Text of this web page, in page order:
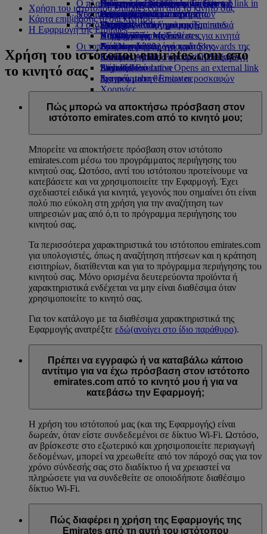
στο αεροδρόμιο Opens an external link in
a new tab
Γεύματα στην Οικονομική Θέση
Ποτά και αναψυκτικά
Ο στόλος μας
Boeing 777
Emirates A380
Emirates A350
Emirates Executive
Διαγράμματα θέσεων αεροσκαφών
Συλλογή αφορολογήτων ειδών της
Emirates
Επίσημο κατάστημα της Emirates
Γεύματα για παιδιά και βρέφη
Ψυχαγωγία για παιδιά
Ψυχαγωγικό πρόγραμμα για παιδιά
Παιχνίδια για παιδιά
Δραστηριότητες για παιδιά
Ο πλανήτης μας
Βιωσιμότητα δραστηριοτήτων
Περιβαλλοντική πολιτική
Περιβαλλοντικές εκθέσεις
Οι τοπικές κοινότητες
Emirates Airline FoundationEmirates
Airline Foundation Opens an external link
in a new tab
Χορηγίες
Αθήνα προς Ντουμπάι
Νέοι προορισμοί
Ελσίνκι
Χανγκτσόου
Ντα Νανγκ
Σεντζέν
Σιέμ Ρίεπ
Opens an external link in a new tab
Συνεργαζόμενες εταιρείες
Skywards Rail
Υπολογιστής Μιλίων
Σύνδεση στο πρόγραμμα Skywards της
Emirates
Skywards+
Προσιτά ταξίδια με την Emirates
Ειδική βοήθεια και αιτήματα
Emirates
Η εμπειρία σας εν πτήσει
Εργαλεία και πληροφορίες
Η Εφαρμογή της Emirates για κινητά
Ακύρωση ή αλλαγή κράτησης
Καθυστερήσεις στην ομαλή διεξαγωγή
του ταξιδιού
Σχετικά με την Emirates
Χρήση του ιστότοπου emirates.com από το κινητό σας
Κάρτα επιβίβασης μέσω κινητού
Η Εφαρμογή της Emirates
Χρήση του ιστότοπου emirates.com από
το κινητό σας
Πώς μπορώ να αποκτήσω πρόσβαση στον
ιστότοπο emirates.com από το κινητό μου;
Μπορείτε να αποκτήσετε πρόσβαση στον ιστότοπο
emirates.com μέσω του προγράμματος περιήγησης του
κινητού σας. Ωστόσο, αντί του ιστότοπου προτείνουμε να
κατεβάσετε και να χρησιμοποιείτε την Εφαρμογή. Έχει
σχεδιαστεί ειδικά για κινητά, γεγονός που σημαίνει ότι είναι
πολύ πιο εύκολη στη χρήση για την αναζήτηση των
υπηρεσιών μας από ό,τι το πρόγραμμα περιήγησης του
κινητού σας.
Τα περισσότερα χαρακτηριστικά του ιστότοπου emirates.com
για υπολογιστές, όπως η αναζήτηση πτήσεων και η κράτηση
εισιτηρίων, διατίθενται και για το πρόγραμμα περιήγησης του
κινητού σας. Μόνο ορισμένα δευτερεύοντα προϊόντα ή
χαρακτηριστικά ενδέχεται να μην είναι διαθέσιμα όταν
χρησιμοποιείτε το κινητό σας.
Για τον κατάλογο με τα διαθέσιμα χαρακτηριστικά της
Εφαρμογής ανατρέξτε εδώ(ανοίγει στο ίδιο παράθυρο).
Πρέπει να εγγραφώ ή να καταβάλω κάποιο
αντίτιμο για να έχω πρόσβαση στον ιστότοπο
emirates.com από το κινητό μου ή για να
κατεβάσω την Εφαρμογή;
Η χρήση του ιστότοπού μας (και της Εφαρμογής) είναι
δωρεάν, όταν είστε συνδεδεμένοι σε δίκτυο Wi-Fi. Ωστόσο,
αν βρίσκεστε στο εξωτερικό και χρησιμοποιείτε περιαγωγή
δεδομένων, μπορεί να χρεωθείτε από τον πάροχό σας για τον
χρόνο σύνδεσής σας στο διαδίκτυο ή να χρειαστεί να
πληρώσετε για να συνδεθείτε σε οποιοδήποτε διαθέσιμο
δίκτυο Wi-Fi.
Πώς διαφέρει η χρήση της Εφαρμογής της
Emirates από τη αυτή του ιστότοπου